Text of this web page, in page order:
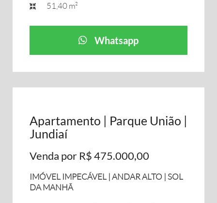
51,40 m²
Whatsapp
Apartamento | Parque União |
Jundiaí
Venda por R$ 475.000,00
IMÓVEL IMPECÁVEL | ANDAR ALTO | SOL
DA MANHÃ